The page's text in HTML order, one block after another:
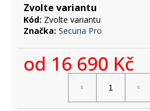
Zvolte variantu
Kód: Zvolte variantu
Značka: Securia Pro
od 16 690 Kč